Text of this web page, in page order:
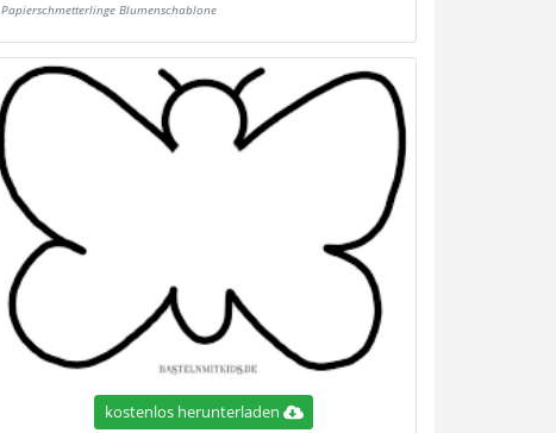
Papierschmetterlinge Blumenschablone
kostenlos herunterladen